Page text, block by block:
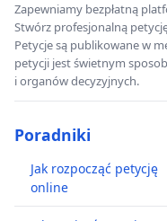
Zapewniamy bezpłatną
Stwórz profesjonalną
Petycje są publikowane w
petycji jest świetnym
i organów decyzyjnych.
Poradniki
Jak rozpocząć petycję
online